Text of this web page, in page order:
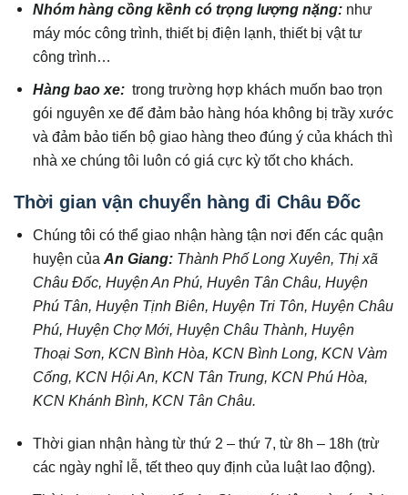
Nhóm hàng cồng kềnh có trọng lượng nặng: như
máy móc công trình, thiết bị điện lạnh, thiết bị vật tư
công trình…
Hàng bao xe: trong trường hợp khách muốn bao trọn
gói nguyên xe để đảm bảo hàng hóa không bị trầy xước
và đảm bảo tiến bộ giao hàng theo đúng ý của khách thì
nhà xe chúng tôi luôn có giá cực kỳ tốt cho khách.
Thời gian vận chuyển hàng đi Châu Đốc
Chúng tôi có thể giao nhận hàng tận nơi đến các quận
huyện củaAn Giang: Thành Phố Long Xuyên, Thị xã
Châu Đốc, Huyện An Phú, Huyên Tân Châu, Huyện
Phú Tân, Huyện Tịnh Biên, Huyện Tri Tôn, Huyện Châu
Phú, Huyện Chợ Mới, Huyện Châu Thành, Huyện
Thoại Sơn, KCN Bình Hòa, KCN Bình Long, KCN Vàm
Cống, KCN Hội An, KCN Tân Trung, KCN Phú Hòa,
KCN Khánh Bình, KCN Tân Châu.
Thời gian nhận hàng từ thứ 2 – thứ 7, từ 8h – 18h (trừ
các ngày nghỉ lễ, tết theo quy định của luật lao động).